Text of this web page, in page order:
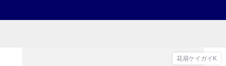
花扇ケイガイK